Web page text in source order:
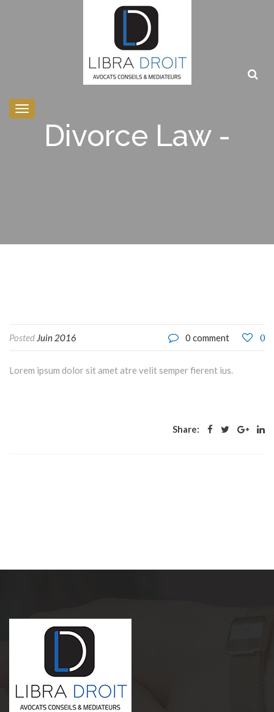
Toggle
navigationDivorce Law -
Posted Juin 2016 0 comment 0
Lorem ipsum dolor sit amet atre velit semper fierent ius.
Share: